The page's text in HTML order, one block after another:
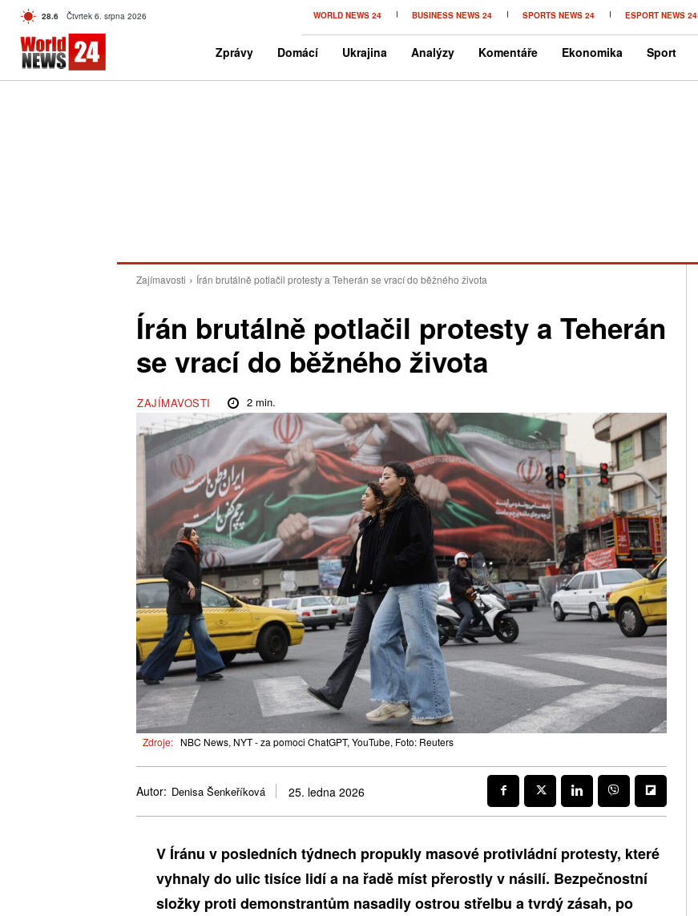
28.6 C Czech
Čtvrtek 6. srpna 2026 WORLD NEWS 24 BUSINESS NEWS 24 SPORTS NEWS 24 ESPORT NEWS 24
Zprávy Domácí Ukrajina Analýzy Komentáře Ekonomika Sport
Zajímavosti Írán brutálně potlačil protesty a Teherán se vrací do běžného života
Írán brutálně potlačil protesty a Teherán
se vrací do běžného života
ZAJÍMAVOSTI 2min.
Zdroje: NBC News, NYT - za pomoci ChatGPT, YouTube, Foto: Reuters
Autor: Denisa Šenkeříková 25. ledna 2026
V Íránu v posledních týdnech propukly masové protivládní protesty, které
vyhnaly do ulic tisíce lidí a na řadě míst přerostly v násilí. Bezpečnostní
složky proti demonstrantům nasadily ostrou střelbu a tvrdý zásah, po